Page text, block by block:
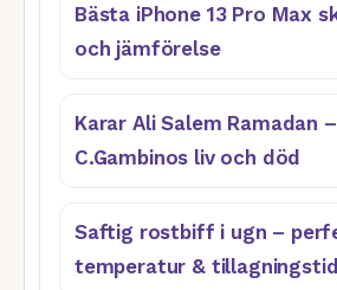
Bästa iPhone 13 Pro Max
och jämförelse
Karar Ali Salem Ramadan –
C.Gambinos liv och död
Saftig rostbiff i ugn –
temperatur & tillagningstid